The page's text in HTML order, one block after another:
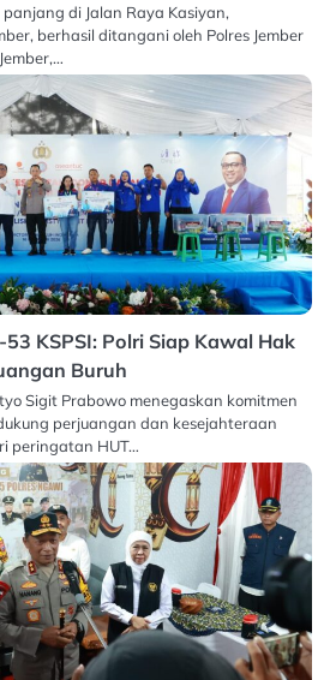
panjang di Jalan Raya Kasiyan,
berhasil ditangani oleh Polres Jember
KSPSI: Polri Siap Kawal Hak
Buruh
Sigit Prabowo menegaskan komitmen
perjuangan dan kesejahteraan
peringatan HUT…